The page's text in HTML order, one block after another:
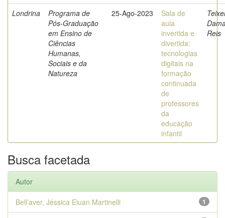
Londrina
Programa de
Pós-Graduação
em Ensino de
Ciências
Humanas,
Sociais e da
Natureza
25-Ago-2023
Sala de
aula
invertida e
divertida:
tecnologias
digitais na
formação
continuada
de
professores
da
educação
infantil
Reis
Busca facetada
Autor
1
Bell’aver, Jéssica Eluan Martinelli